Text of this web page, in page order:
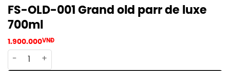
FS-OLD-001 Grand old parr de luxe
700ml
1.900.000VNĐ
FS-OLD-001 Grand old parr de luxe 700ml quantity